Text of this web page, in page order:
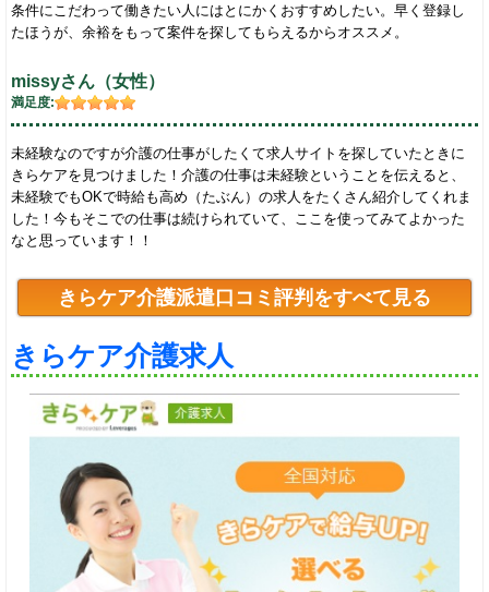
条件にこだわって働きたい人にはとにかくおすすめしたい。早く登録し
たほうが、余裕をもって案件を探してもらえるからオススメ。
missyさん（女性）
満足度:
未経験なのですが介護の仕事がしたくて求人サイトを探していたときに
きらケアを見つけました！介護の仕事は未経験ということを伝えると、
未経験でもOKで時給も高め（たぶん）の求人をたくさん紹介してくれま
した！今もそこでの仕事は続けられていて、ここを使ってみてよかった
なと思っています！！
きらケア介護派遣口コミ評判をすべて見る
きらケア介護求人